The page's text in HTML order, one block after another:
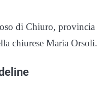
di Chiuro, provincia
chiurese Maria Orsoli.